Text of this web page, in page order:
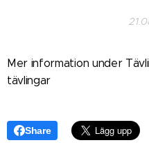
Mer information under
tävlingar
Share